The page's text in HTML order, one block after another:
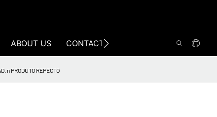
ABOUT US CONTACT US
n PRODUTO REPECTO